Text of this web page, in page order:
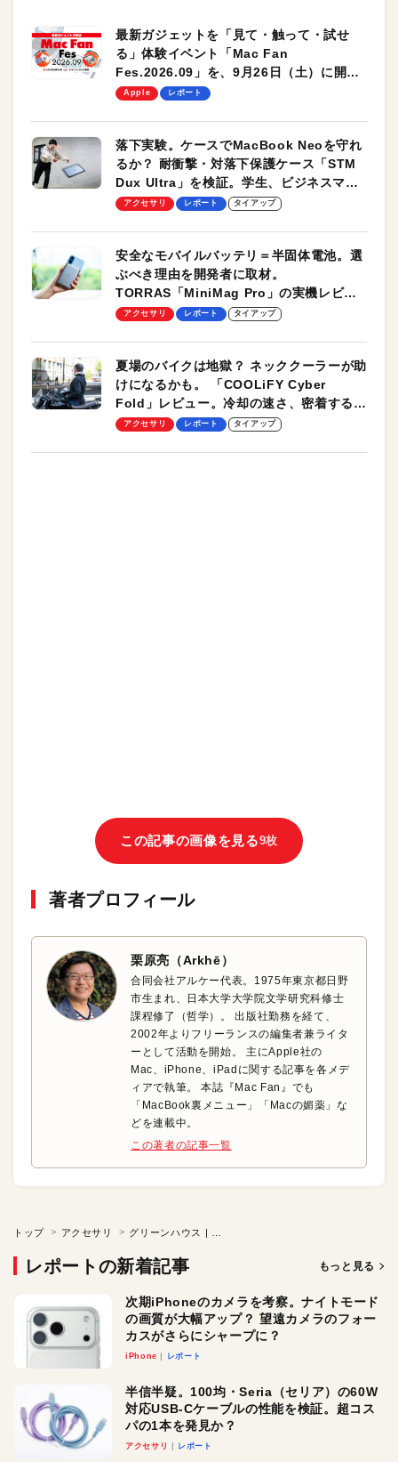
最新ガジェットを「見て・触って・試せ
る」体験イベント「Mac Fan
Fes.2026.09」を、9月26日（土）に開催
します！
Apple レポート
落下実験。ケースでMacBook Neoを守れ
るか？ 耐衝撃・対落下保護ケース「STM
Dux Ultra」を検証。学生、ビジネスマン
のモバイルユースに最適！
アクセサリ レポート タイアップ
安全なモバイルバッテリ＝半固体電池。選
ぶべき理由を開発者に取材。
TORRAS「MiniMag Pro」の実機レビュ
ーも
アクセサリ レポート タイアップ
夏場のバイクは地獄？ ネッククーラーが助
けになるかも。 「COOLiFY Cyber
Fold」レビュー。冷却の速さ、密着する冷
却プレート、シンプルな操作性がグッド！
アクセサリ レポート タイアップ
この記事の画像を見る9枚
著者プロフィール
栗原亮（Arkhē）
合同会社アルケー代表。1975年東京都日野
市生まれ、日本大学大学院文学研究科修士
課程修了（哲学）。 出版社勤務を経て、
2002年よりフリーランスの編集者兼ライタ
ーとして活動を開始。 主にApple社の
Mac、iPhone、iPadに関する記事を各メデ
ィアで執筆。 本誌『Mac Fan』でも
「MacBook裏メニュー」「Macの媚薬」な
どを連載中。
この著者の記事一覧
トップ アクセサリ
レポートの新着記事 もっと見る
次期iPhoneのカメラを考察。ナイトモード
の画質が大幅アップ？ 望遠カメラのフォー
カスがさらにシャープに？
iPhone レポート
半信半疑。100均・Seria（セリア）の60W
対応USB-Cケーブルの性能を検証。超コス
パの1本を発見か？
アクセサリ レポート